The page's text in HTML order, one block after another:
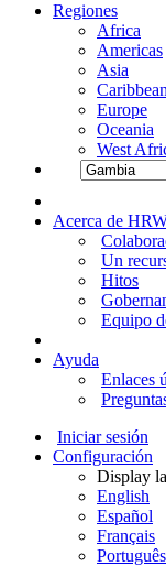
Regiones
Africa
Americas
Asia
Caribbean
Europe
Oceania
West
Acerca de
Un
Hitos
Equipo
Ayuda
Enlaces
Iniciar sesión
Configuración
Display
English
Español
Français
Português